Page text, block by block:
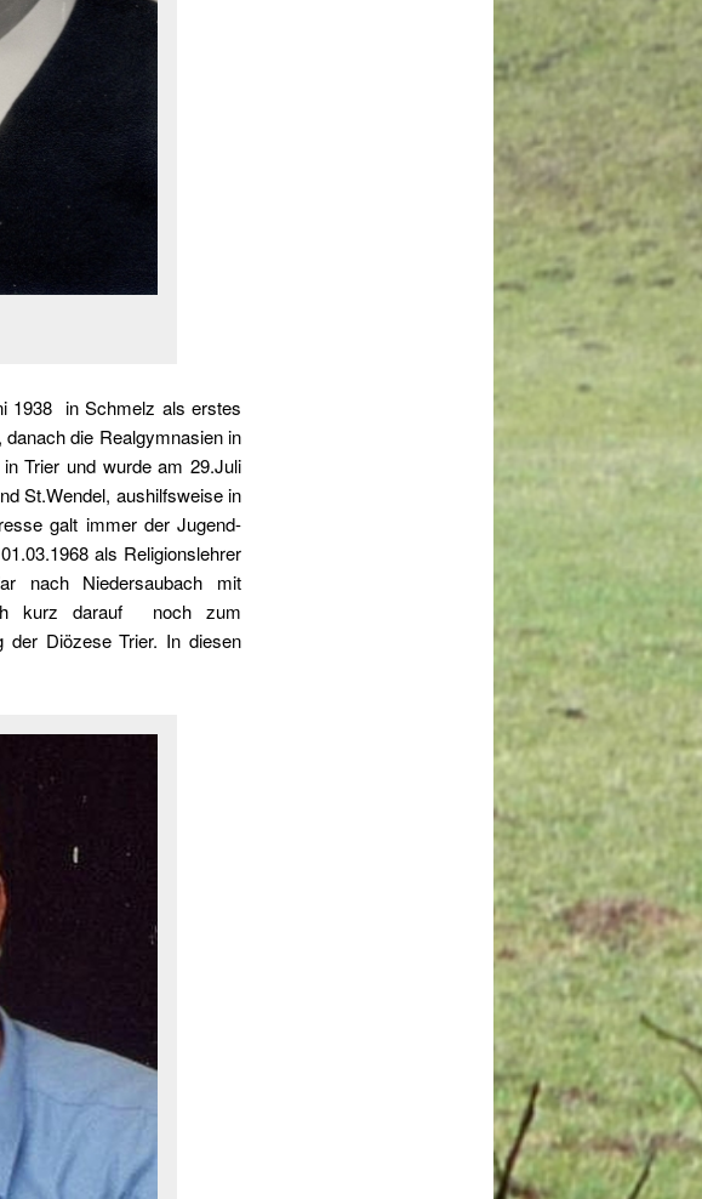
1938 in Schmelz als erstes
die Realgymnasien in
Trier und wurde am 29.Juli
St.Wendel, aushilfsweise in
galt immer der Jugend-
als Religionslehrer
nach Niedersaubach mit
kurz darauf noch zum
der Diözese Trier. In diesen